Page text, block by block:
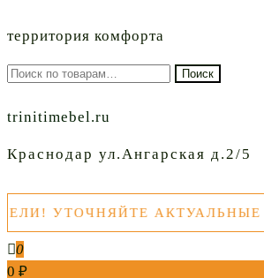
территория комфорта
Искать: Поиск
trinitimebel.ru
Краснодар ул.Ангарская д.2/5
УТОЧНЯЙТЕ АКТУАЛЬНЫЕ
0
0 ₽